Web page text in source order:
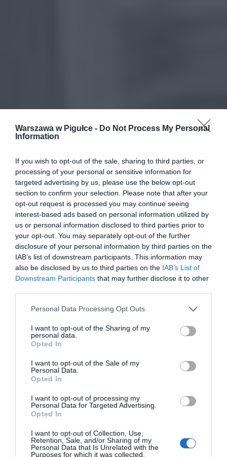
Warszawa w Pigułce - Do Not Process My Personal
Information
If you wish to opt-out of the sale, sharing to third parties, or
processing of your personal or sensitive information for
targeted advertising by us, please use the below opt-out
section to confirm your selection. Please note that after your
opt-out request is processed you may continue seeing
interest-based ads based on personal information utilized by
us or personal information disclosed to third parties prior to
your opt-out. You may separately opt-out of the further
disclosure of your personal information by third parties on the
IAB’s list of downstream participants. This information may
also be disclosed by us to third parties on the IAB’s List of
Downstream Participants that may further disclose it to other
Personal Data Processing Opt Outs
I want to opt-out of the Sharing of my
personal data.
Opted In
I want to opt-out of the Sale of my
Personal Data.
Opted In
I want to opt-out of processing my
Personal Data for Targeted Advertising.
Opted In
I want to opt-out of Collection, Use,
Retention, Sale, and/or Sharing of my
Personal Data that Is Unrelated with the
Purposes for which it was collected.